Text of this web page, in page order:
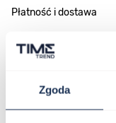
Zgoda
Płatność i dostawa